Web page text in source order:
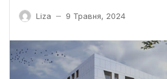
Liza — 9 Травня, 2024